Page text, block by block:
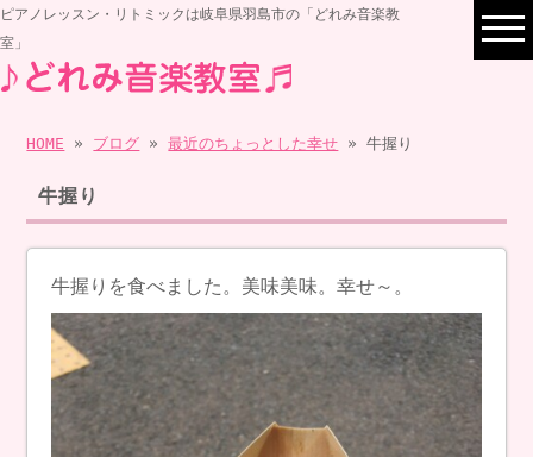
ピアノレッスン・リトミックは岐阜県羽島市の「どれみ音楽教
室」
HOME » ブログ »最近のちょっとした幸せ » 牛握り
牛握り
牛握りを食べました。美味美味。幸せ～。